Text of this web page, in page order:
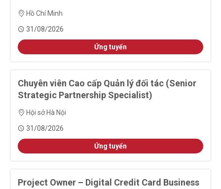
Hồ Chí Minh
31/08/2026
Ứng tuyển
Chuyên viên Cao cấp Quản lý đối tác (Senior
Strategic Partnership Specialist)
Hội sở Hà Nội
31/08/2026
Ứng tuyển
Project Owner – Digital Credit Card Business